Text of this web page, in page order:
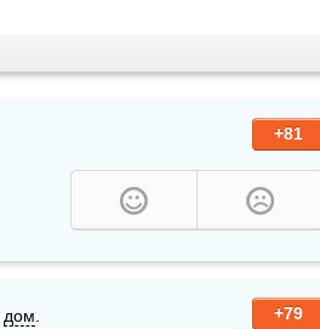
+81
+79
дом